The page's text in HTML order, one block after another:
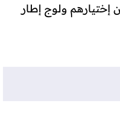
إختيارهم ولوج إطار